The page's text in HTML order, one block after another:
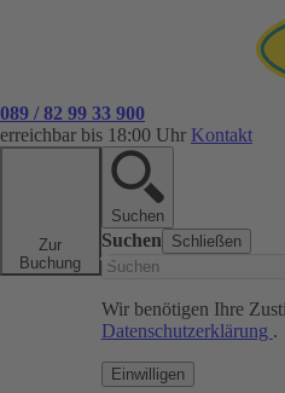
089 / 82 99 33 900
erreichbar bis 18:00 Uhr Kontakt
Zur
Buchung
Suchen
Suchen Schließen
Wir benötigen Ihre
Datenschutzerklärung .
Einwilligen